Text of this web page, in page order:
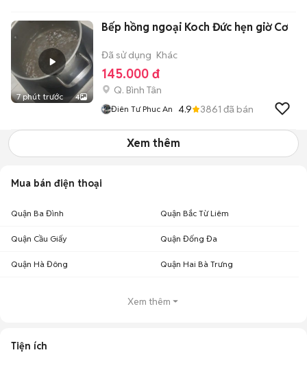
7 phút trước 4
Bếp hồng ngoại Koch Đức hẹn giờ Cơ
Đã sử dụng Khác
145.000 đ
Q. Bình Tân
Điên Tư Phuc An 4.9 3861 đã bán
Xem thêm
Mua bán điện thoại
Quận Ba Đình Quận Bắc Từ Liêm
Quận Cầu Giấy Quận Đống Đa
Quận Hà Đông Quận Hai Bà Trưng
Xem thêm
Tiện ích